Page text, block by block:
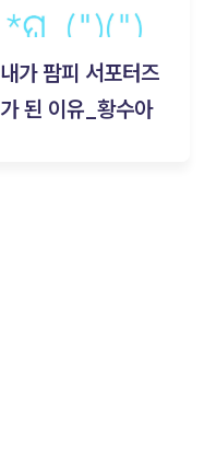
내가 팜피 서포터즈
가 된 이유_황수아